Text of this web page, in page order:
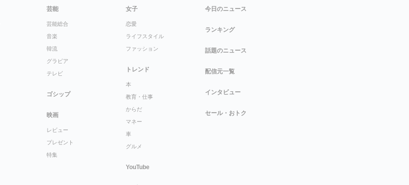
芸能
芸能総合
音楽
韓流
グラビア
テレビ
ゴシップ
映画
レビュー
プレゼント
特集
女子
恋愛
ライフスタイル
ファッション
トレンド
本
教育・仕事
からだ
マネー
車
グルメ
YouTube
今日のニュース
ランキング
話題のニュース
配信元一覧
インタビュー
セール・おトク